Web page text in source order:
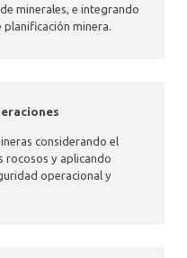
minerales, e integrando
planificación minera.
considerando el
rocosos y aplicando
operacional y